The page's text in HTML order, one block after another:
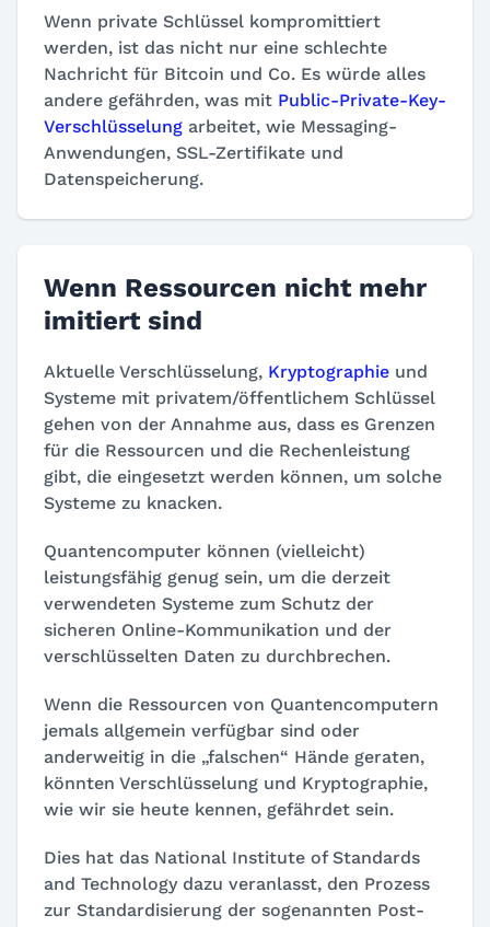
Wenn private Schlüssel kompromittiert
werden, ist das nicht nur eine schlechte
Nachricht für Bitcoin und Co. Es würde alles
andere gefährden, was mit Public-Private-Key-
Verschlüsselung arbeitet, wie Messaging-
Anwendungen, SSL-Zertifikate und
Datenspeicherung.
Wenn Ressourcen nicht mehr
imitiert sind
Aktuelle Verschlüsselung, Kryptographie und
Systeme mit privatem/öffentlichem Schlüssel
gehen von der Annahme aus, dass es Grenzen
für die Ressourcen und die Rechenleistung
gibt, die eingesetzt werden können, um solche
Systeme zu knacken.
Quantencomputer können (vielleicht)
leistungsfähig genug sein, um die derzeit
verwendeten Systeme zum Schutz der
sicheren Online-Kommunikation und der
verschlüsselten Daten zu durchbrechen.
Wenn die Ressourcen von Quantencomputern
jemals allgemein verfügbar sind oder
anderweitig in die „falschen“ Hände geraten,
könnten Verschlüsselung und Kryptographie,
wie wir sie heute kennen, gefährdet sein.
Dies hat das National Institute of Standards
and Technology dazu veranlasst, den Prozess
zur Standardisierung der sogenannten Post-